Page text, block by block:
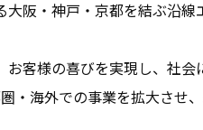
阪・神戸・京都を結ぶ沿線
客様の喜びを実現し、社
・海外での事業を拡大させ